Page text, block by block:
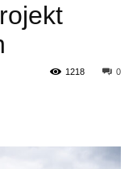
0
1218